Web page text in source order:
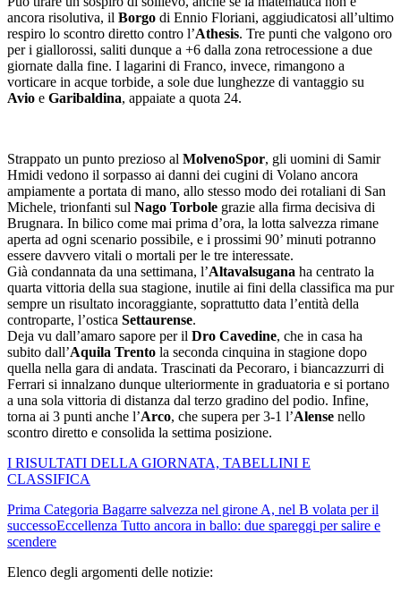
ancora risolutiva, il Borgo di Ennio Floriani, aggiudicatosi all’ultimo
respiro lo scontro diretto contro l’Athesis. Tre punti che valgono oro
per i giallorossi, saliti dunque a +6 dalla zona retrocessione a due
giornate dalla fine. I lagarini di Franco, invece, rimangono a
vorticare in acque torbide, a sole due lunghezze di vantaggio su
Avio e Garibaldina, appaiate a quota 24.
Strappato un punto prezioso al MolvenoSpor, gli uomini di Samir
Hmidi vedono il sorpasso ai danni dei cugini di Volano ancora
ampiamente a portata di mano, allo stesso modo dei rotaliani di San
Michele, trionfanti sul Nago Torbole grazie alla firma decisiva di
Brugnara. In bilico come mai prima d’ora, la lotta salvezza rimane
aperta ad ogni scenario possibile, e i prossimi 90’ minuti potranno
essere davvero vitali o mortali per le tre interessate.
Già condannata da una settimana, l’Altavalsugana ha centrato la
quarta vittoria della sua stagione, inutile ai fini della classifica ma pur
sempre un risultato incoraggiante, soprattutto data l’entità della
controparte, l’ostica Settaurense.
Deja vu dall’amaro sapore per il Dro Cavedine, che in casa ha
subito dall’Aquila Trento la seconda cinquina in stagione dopo
quella nella gara di andata. Trascinati da Pecoraro, i biancazzurri di
Ferrari si innalzano dunque ulteriormente in graduatoria e si portano
a una sola vittoria di distanza dal terzo gradino del podio. Infine,
torna ai 3 punti anche l’Arco, che supera per 3-1 l’Alense nello
scontro diretto e consolida la settima posizione.
I RISULTATI DELLA GIORNATA, TABELLINI E
CLASSIFICA
Prima Categoria Bagarre salvezza nel girone A, nel B volata per il
successoEccellenza Tutto ancora in ballo: due spareggi per salire e
scendere
Elenco degli argomenti delle notizie: